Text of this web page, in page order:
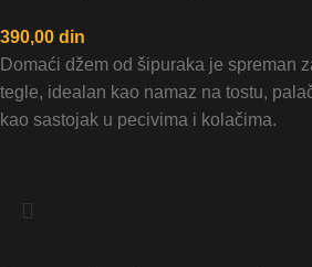
390,00 din
Domaći džem od šipuraka je spreman
tegle, idealan kao namaz na tostu,
kao sastojak u pecivima i kolačima.